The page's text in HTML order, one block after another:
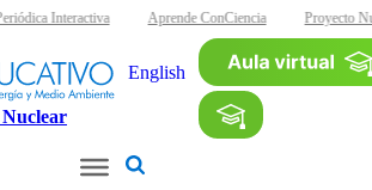
Interactiva Aprende ConCiencia Proyecto
English